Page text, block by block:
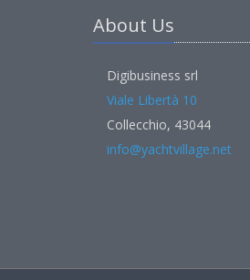
About Us
Digibusiness srl
Viale Libertà 10
Collecchio, 43044
info@yachtvillage.net